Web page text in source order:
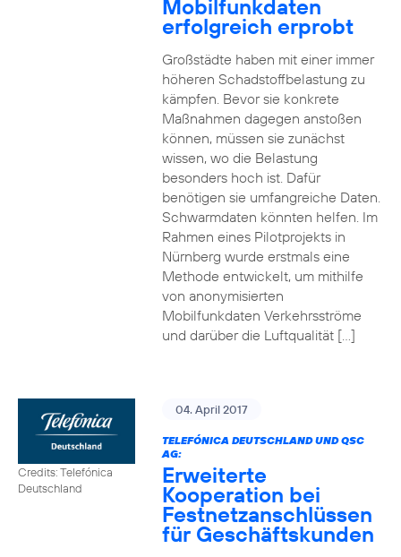
Mobilfunkdaten
erfolgreich erprobt
Großstädte haben mit einer immer
höheren Schadstoffbelastung zu
kämpfen. Bevor sie konkrete
Maßnahmen dagegen anstoßen
können, müssen sie zunächst
wissen, wo die Belastung
besonders hoch ist. Dafür
benötigen sie umfangreiche Daten.
Schwarmdaten könnten helfen. Im
Rahmen eines Pilotprojekts in
Nürnberg wurde erstmals eine
Methode entwickelt, um mithilfe
von anonymisierten
Mobilfunkdaten Verkehrsströme
und darüber die Luftqualität […]
Credits: Telefónica
Deutschland
04. April 2017
TELEFÓNICA DEUTSCHLAND UND QSC
AG:
Erweiterte
Kooperation bei
Festnetzanschlüssen
für Geschäftskunden